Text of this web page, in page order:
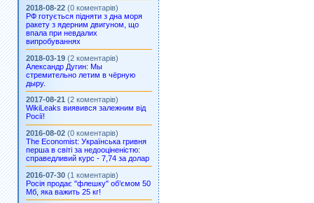
2018-08-22 (0 коментарів)
РФ готується підняти з дна моря
ракету з ядерним двигуном, що
впала при невдалих
випробуваннях
2018-03-19 (2 коментарів)
Александр Дугин: Мы
стремительно летим в чёрную
дыру.
2017-08-21 (2 коментарів)
WikiLeaks виявився залежним від
Росії!
2016-08-02 (0 коментарів)
The Economist: Українська гривня
перша в світі за недооціненістю:
справедливий курс - 7,74 за долар
2016-07-30 (1 коментарів)
Росія продає "флешку" об’ємом 50
Мб, яка важить 25 кг!